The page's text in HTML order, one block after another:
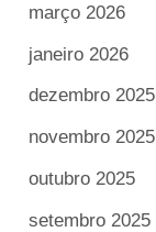
março 2026
janeiro 2026
dezembro 2025
novembro 2025
outubro 2025
setembro 2025